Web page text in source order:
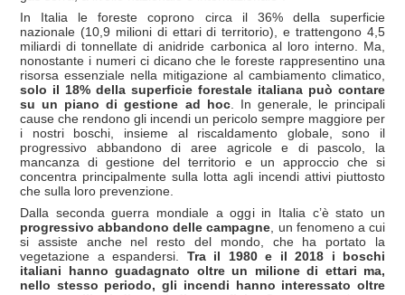
In Italia le foreste coprono circa il 36% della superficie
nazionale (10,9 milioni di ettari di territorio), e trattengono 4,5
miliardi di tonnellate di anidride carbonica al loro interno. Ma,
nonostante i numeri ci dicano che le foreste rappresentino una
risorsa essenziale nella mitigazione al cambiamento climatico,
solo il 18% della superficie forestale italiana può contare
su un piano di gestione ad hoc. In generale, le principali
cause che rendono gli incendi un pericolo sempre maggiore per
i nostri boschi, insieme al riscaldamento globale, sono il
progressivo abbandono di aree agricole e di pascolo, la
mancanza di gestione del territorio e un approccio che si
concentra principalmente sulla lotta agli incendi attivi piuttosto
che sulla loro prevenzione.
Dalla seconda guerra mondiale a oggi in Italia c’è stato un
progressivo abbandono delle campagne, un fenomeno a cui
si assiste anche nel resto del mondo, che ha portato la
vegetazione a espandersi. Tra il 1980 e il 2018 i boschi
italiani hanno guadagnato oltre un milione di ettari ma,
nello stesso periodo, gli incendi hanno interessato oltre